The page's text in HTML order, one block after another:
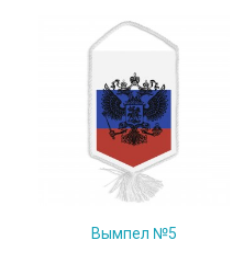
Вымпел №5